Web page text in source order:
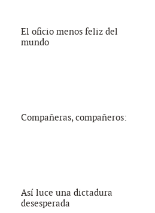
El oficio menos feliz del
mundo
Compañeras, compañeros:
Así luce una dictadura
desesperada